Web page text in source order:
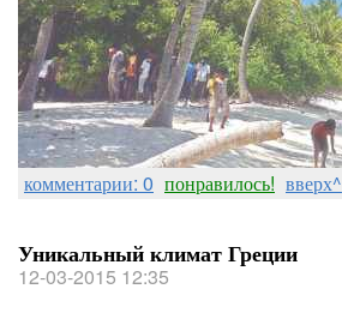
комментарии: 0 понравилось! вверх^
Уникальный климат Греции
12-03-2015 12:35